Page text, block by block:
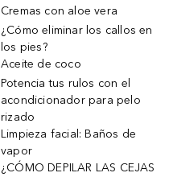
Cremas con aloe vera
¿Cómo eliminar los callos en
los pies?
Aceite de coco
Potencia tus rulos con el
acondicionador para pelo
rizado
Limpieza facial: Baños de
vapor
¿CÓMO DEPILAR LAS CEJAS